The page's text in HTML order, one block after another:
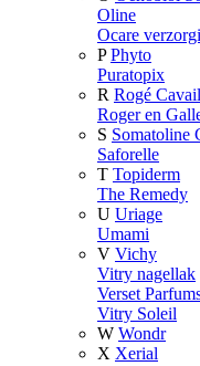
Oline
Ocare
P Phyto
Puratopix
R Rogé
Roger en
S Somatoline
Saforelle
T Topiderm
The Remedy
U Uriage
Umami
V Vichy
Vitry nagellak
Verset
Vitry Soleil
W Wondr
X Xerial